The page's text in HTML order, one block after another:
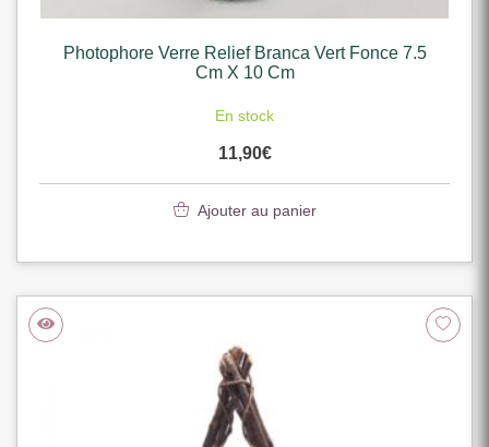
Photophore Verre Relief Branca Vert Fonce 7.5
Cm X 10 Cm
En stock
11,90€
Ajouter au panier